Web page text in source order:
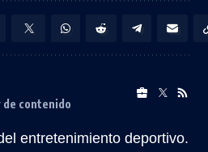
de contenido
entretenimiento deportivo.